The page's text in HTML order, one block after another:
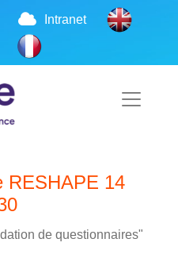
Intranet
RESHAPE 14
de questionnaires"